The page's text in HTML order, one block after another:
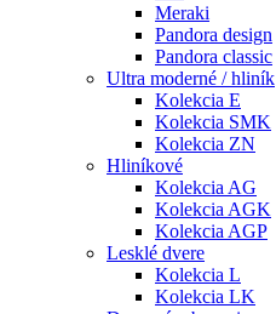
Meraki
Pandora design
Pandora classic
Ultra moderné / hliník
Kolekcia E
Kolekcia SMK
Kolekcia ZN
Hliníkové
Kolekcia AG
Kolekcia AGK
Kolekcia AGP
Lesklé dvere
Kolekcia L
Kolekcia LK